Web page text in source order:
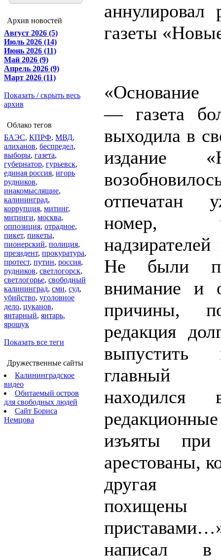
Архив новостей
Август 2026 (5)
Июль 2026 (14)
Июнь 2026 (11)
Май 2026 (9)
Апрель 2026 (9)
Март 2026 (11)
Показать / скрыть весь
архив
Облако тегов
БАЭС, КПРФ, МВД,
алиханов, беспредел,
выборы, газета,
губернатор, гурьевск,
единая россия, игорь
рудников,
инакомыслящие,
калининград,
коррупция, митинг,
митинги, москва,
оппозиция, отрадное,
пикет, пикеты,
пионерский, полиция,
президент, прокуратура,
протест, путин, россия,
рудников, светлогорск,
светлогорье, свободный
калининград, сми, суд,
убийство, уголовное
дело, цуканов,
янтарный, янтарь,
ярошук
Показать все теги
Дружественные сайты
Калининградское
видео
Обитаемый остров
для свободных людей
Сайт Бориса
Немцова
аннулировал
газеты
«Основание
— газета
выходила в
издание
отпечатан
номер,
Не были
внимание и
причины,
редакция
главный
изъяты
арестованы,
другая
похищены
написал в